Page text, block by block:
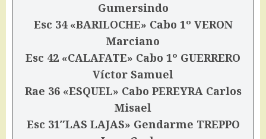
Gumersindo
Esc 34 «BARILOCHE» Cabo 1º VERON
Marciano
Esc 42 «CALAFATE» Cabo 1º GUERRERO
Víctor Samuel
Rae 36 «ESQUEL» Cabo PEREYRA Carlos
Misael
Esc 31″LAS LAJAS» Gendarme TREPPO